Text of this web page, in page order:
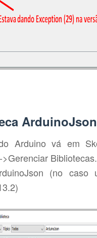
ArduinoJson
Arduino vá em
(no caso